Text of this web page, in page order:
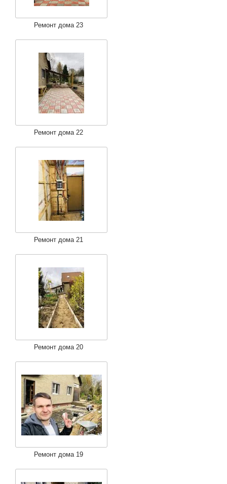
Ремонт дома 23
Ремонт дома 22
Ремонт дома 21
Ремонт дома 20
Ремонт дома 19